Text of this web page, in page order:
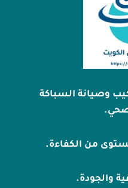
وصيانة السباكة
من الكفاءة.
والجودة.